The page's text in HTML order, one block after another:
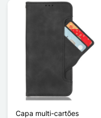
Capa multi-cartões